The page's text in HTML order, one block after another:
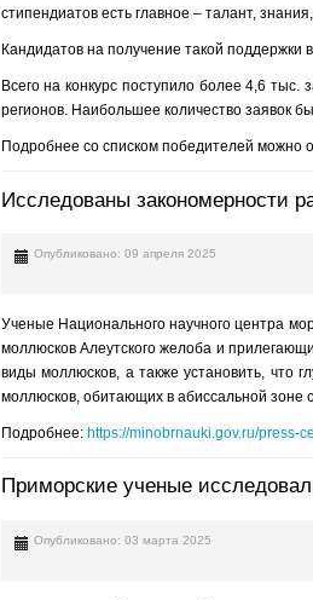
стипендиатов есть главное – талант,
Кандидатов на получение такой поддержки
Всего на конкурс поступило более 4,6
регионов. Наибольшее количество заявок
Подробнее со списком победителей можно
Исследованы закономерности
Опубликовано: 09 апреля 2025
Ученые Национального научного центра
моллюсков Алеутского желоба и
виды моллюсков, а также установить, что
моллюсков, обитающих в абиссальной зоне
Подробнее: https://minobrnauki.gov.ru/press-
Приморские ученые
Опубликовано: 03 марта 2025